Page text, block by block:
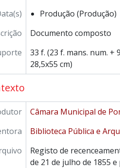
Produção (Produção)
Documento composto
33 f. (23 f. mans. num. +
28,5x55 cm)
Câmara Municipal de
Biblioteca Pública e
Registo de
de 21 de julho de 1855